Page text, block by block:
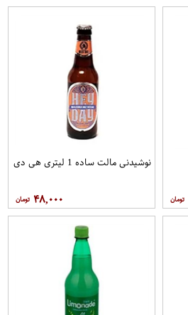
نوشیدنی مالت ساده 1 لیتری هی دی
۴۸,۰۰۰